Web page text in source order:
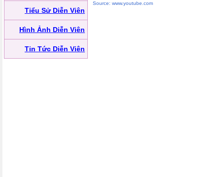
Tiểu Sử Diễn Viên
Hình Ảnh Diễn Viên
Tin Tức Diễn Viên
Source: www.youtube.com